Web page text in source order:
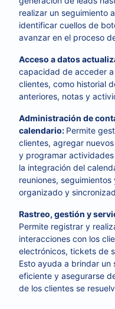
realizar un seguimiento
identificar cuellos de
avanzar en el proceso
Acceso a datos
capacidad de acceder
clientes, como historial
anteriores, notas y
Administración de
calendario: Permite
clientes, agregar
y programar
la integración del
reuniones,
organizado y
Rastreo, gestión y
Permite registrar y
interacciones con los
electrónicos, tickets de
Esto ayuda a brindar
eficiente y asegurarse
de los clientes se